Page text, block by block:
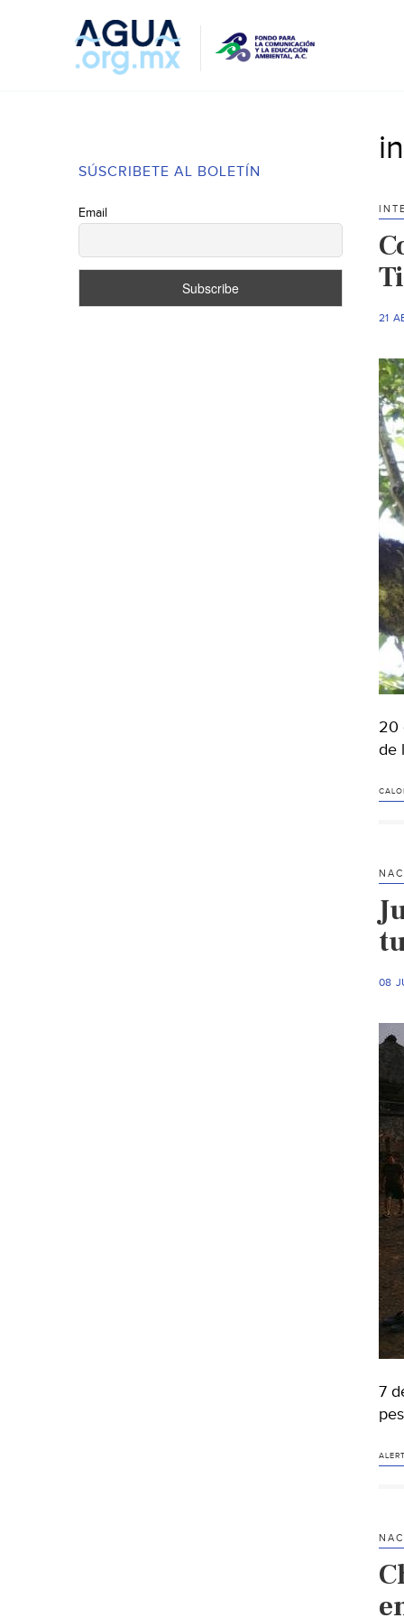
SÚSCRIBETE AL BOLETÍN
Email
21
20
de
08
7